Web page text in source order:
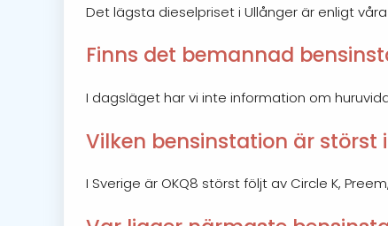
Det lägsta dieselpriset i Ullånger är enligt våra
Finns det bemannad
I dagsläget har vi inte information om
Vilken bensinstation är störst
I Sverige är OKQ8 störst följt av Circle K,